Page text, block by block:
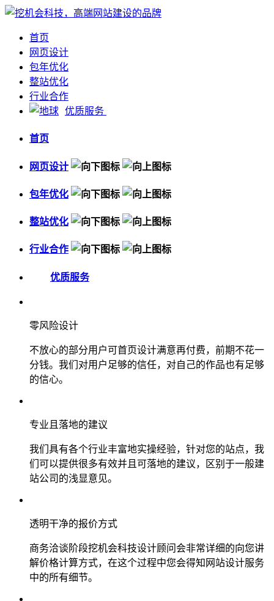
首页
网页设计
包年优化
整站优化
行业合作
优质服务
首页
网页设计
包年优化
整站优化
行业合作
优质服务
零风险设计
不放心的部分用户可首页设计满意再付费，前期不花一
分钱。我们对用户足够的信任，对自己的作品也有足够
的信心。
专业且落地的建议
我们具有各个行业丰富地实操经验，针对您的站点，我
们可以提供很多有效并且可落地的建议，区别于一般建
站公司的浅显意见。
透明干净的报价方式
商务洽谈阶段挖机会科技设计顾问会非常详细的向您讲
解价格计算方式，在这个过程中您会得知网站设计服务
中的所有细节。